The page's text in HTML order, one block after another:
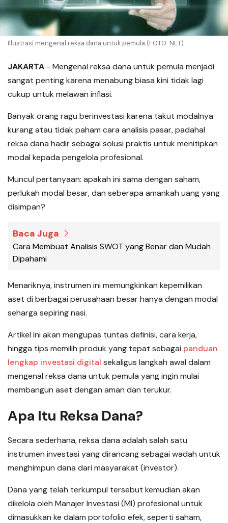
Illustrasi mengenal reksa dana untuk pemula (FOTO: NET)
JAKARTA - Mengenal reksa dana untuk pemula menjadi
sangat penting karena menabung biasa kini tidak lagi
cukup untuk melawan inflasi.
Banyak orang ragu berinvestasi karena takut modalnya
kurang atau tidak paham cara analisis pasar, padahal
reksa dana hadir sebagai solusi praktis untuk menitipkan
modal kepada pengelola profesional.
Muncul pertanyaan: apakah ini sama dengan saham,
perlukah modal besar, dan seberapa amankah uang yang
disimpan?
Baca Juga
Cara Membuat Analisis SWOT yang Benar dan Mudah
Dipahami
Menariknya, instrumen ini memungkinkan kepemilikan
aset di berbagai perusahaan besar hanya dengan modal
seharga sepiring nasi.
Artikel ini akan mengupas tuntas definisi, cara kerja,
hingga tips memilih produk yang tepat sebagai panduan
lengkap investasi digital sekaligus langkah awal dalam
mengenal reksa dana untuk pemula yang ingin mulai
membangun aset dengan aman dan terukur.
Apa Itu Reksa Dana?
Secara sederhana, reksa dana adalah salah satu
instrumen investasi yang dirancang sebagai wadah untuk
menghimpun dana dari masyarakat (investor).
Dana yang telah terkumpul tersebut kemudian akan
dikelola oleh Manajer Investasi (MI) profesional untuk
dimasukkan ke dalam portofolio efek, seperti saham,